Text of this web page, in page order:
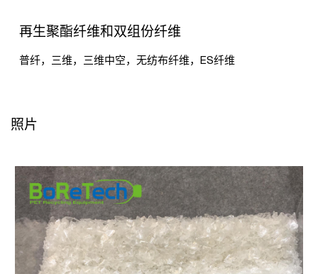
再生聚酯纤维和双组份纤维
普纤，三维，三维中空，无纺布纤维，ES纤维
照片